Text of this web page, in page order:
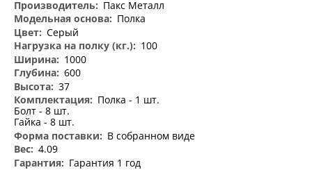
Пакс Металл
Полка
Серый
100
1000
600
37
Полка - 1 шт.
Болт - 8 шт.
Гайка - 8 шт.
В собранном виде
4.09
Гарантия 1 год